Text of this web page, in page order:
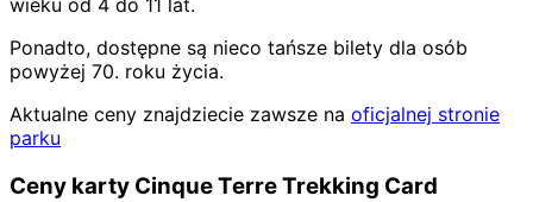
wieku od 4 do 11 lat.
Ponadto, dostępne są nieco tańsze bilety dla osób
powyżej 70. roku życia.
Aktualne ceny znajdziecie zawsze na oficjalnej stronie
parku
Ceny karty Cinque Terre Trekking Card